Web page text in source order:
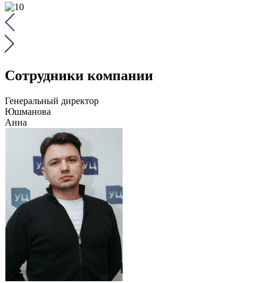
Сотрудники компании
Генеральный директор
Юшманова
Анна